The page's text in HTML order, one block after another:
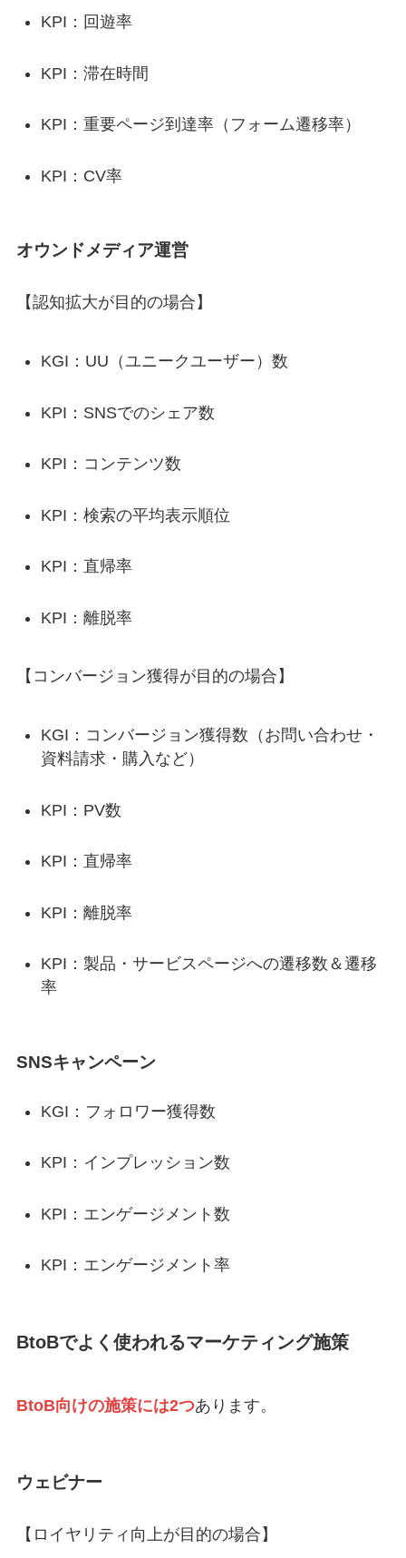
KPI：回遊率
KPI：滞在時間
KPI：重要ページ到達率（フォーム遷移率）
KPI：CV率
オウンドメディア運営
【認知拡大が目的の場合】
KGI：UU（ユニークユーザー）数
KPI：SNSでのシェア数
KPI：コンテンツ数
KPI：検索の平均表示順位
KPI：直帰率
KPI：離脱率
【コンバージョン獲得が目的の場合】
KGI：コンバージョン獲得数（お問い合わせ・
資料請求・購入など）
KPI：PV数
KPI：直帰率
KPI：離脱率
KPI：製品・サービスページへの遷移数＆遷移
率
SNSキャンペーン
KGI：フォロワー獲得数
KPI：インプレッション数
KPI：エンゲージメント数
KPI：エンゲージメント率
BtoBでよく使われるマーケティング施策
BtoB向けの施策には2つあります。
ウェビナー
【ロイヤリティ向上が目的の場合】